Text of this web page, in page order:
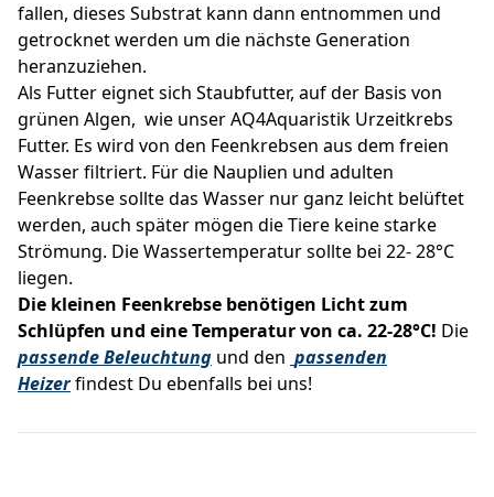
fallen, dieses Substrat kann dann entnommen und
getrocknet werden um die nächste Generation
heranzuziehen.
Als Futter eignet sich Staubfutter, auf der Basis von
grünen Algen, wie unser AQ4Aquaristik Urzeitkrebs
Futter. Es wird von den Feenkrebsen aus dem freien
Wasser filtriert. Für die Nauplien und adulten
Feenkrebse sollte das Wasser nur ganz leicht belüftet
werden, auch später mögen die Tiere keine starke
Strömung. Die Wassertemperatur sollte bei 22- 28°C
liegen.
Die kleinen Feenkrebse benötigen Licht zum
Schlüpfen und eine Temperatur von ca. 22-28°C! Die
passende Beleuchtung und den passenden
Heizerfindest Du ebenfalls bei uns!